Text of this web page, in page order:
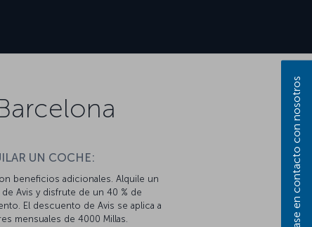
UN COCHE:
beneficios adicionales. Alquile un
Avis y disfrute de un 40 % de
El descuento de Avis se aplica a
mensuales de 4000 Millas.
Póngase en contacto con nosotros